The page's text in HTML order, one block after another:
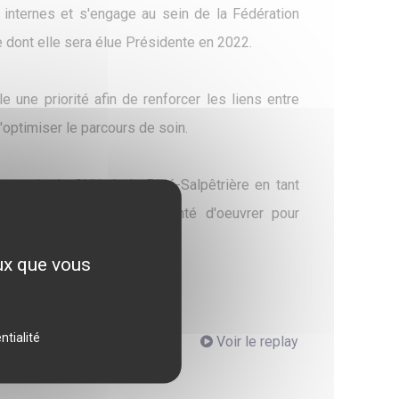
et s'engage au sein de la Fédération
elle sera élue Présidente en 2022.
une priorité afin de renforcer les liens entre
le parcours de soin.
sein du CHU de la Pitié-Salpêtrière en tant
en maintenant sa volonté d'oeuvrer pour
Voir le replay
que vous